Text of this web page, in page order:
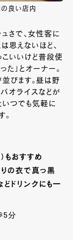
の良い店内
さで、女性客に
思えないほど、
こいいけど普段使
」とオーナー。
びます。昼は野
オライスなどが
いつでも気軽に
もおすすめ
りの衣で真っ黒
どドリンクにも一
5分